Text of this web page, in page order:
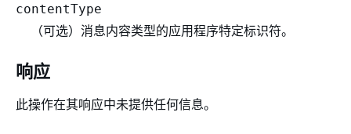
contentType
（可选）消息内容类型的应用程序特定标识符。
响应
此操作在其响应中未提供任何信息。